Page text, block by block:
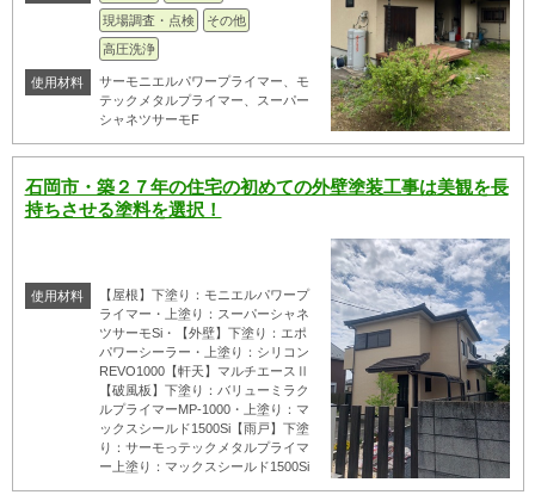
現場調査・点検
その他
高圧洗浄
使用材料
サーモニエルパワープライマー、モ
テックメタルプライマー、スーパー
シャネツサーモF
石岡市・築２７年の住宅の初めての外壁塗装工事は美観を長
持ちさせる塗料を選択！
使用材料
【屋根】下塗り：モニエルパワープ
ライマー・上塗り：スーパーシャネ
ツサーモSi・【外壁】下塗り：エポ
パワーシーラー・上塗り：シリコン
REVO1000【軒天】マルチエースⅡ
【破風板】下塗り：バリューミラク
ルプライマーMP-1000・上塗り：マ
ックスシールド1500Si【雨戸】下塗
り：サーモっテックメタルプライマ
ー上塗り：マックスシールド1500Si